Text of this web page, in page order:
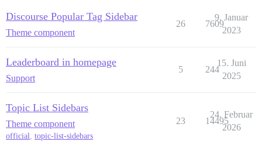
Discourse Popular Tag Sidebar
Theme component
26 7609
9. Januar
2023
Leaderboard in homepage
Support
5 244
15. Juni
2025
Topic List Sidebars
Theme component
official, topic-list-sidebars
23 14495
24. Februar
2026